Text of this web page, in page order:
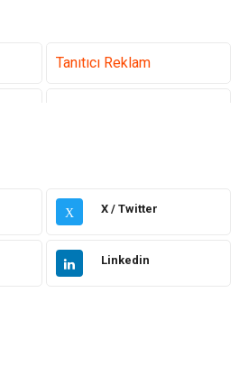
Tanıtıcı Reklam
Hukuk
Sağlıklı Yaşam
X X / Twitter
Linkedin